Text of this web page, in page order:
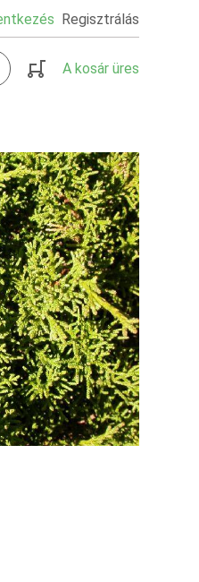
Regisztrálás
A kosár üres